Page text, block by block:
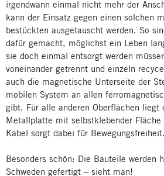
irgendwann einmal nicht mehr der
kann der Einsatz gegen einen solchen
bestückten ausgetauscht werden. So
dafür gemacht, möglichst ein Leben
sie doch einmal entsorgt werden
voneinander getrennt und einzeln
auch die magnetische Unterseite der
mobilen System an allen
gibt. Für alle anderen Oberflächen liegt
Metallplatte mit selbstklebender
Kabel sorgt dabei für Bewegungsfreiheit.
Besonders schön: Die Bauteile werden
Schweden gefertigt – sieht man!